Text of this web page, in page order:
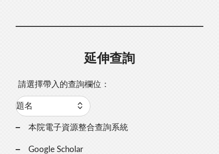
延伸查詢
請選擇帶入的查詢欄位：
本院電子資源整合查詢系統
Google Scholar